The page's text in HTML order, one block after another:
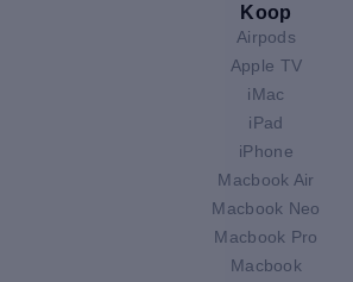
Koop
Airpods
Apple TV
iMac
iPad
iPhone
Macbook Air
Macbook Neo
Macbook Pro
Macbook